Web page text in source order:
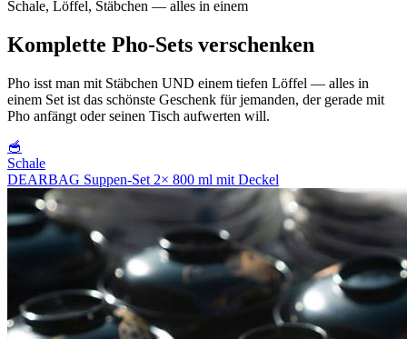
Schale, Löffel, Stäbchen — alles in einem
Komplette Pho-Sets verschenken
Pho isst man mit Stäbchen UND einem tiefen Löffel — alles in
einem Set ist das schönste Geschenk für jemanden, der gerade mit
Pho anfängt oder seinen Tisch aufwerten will.
🥣
Schale
DEARBAG Suppen-Set 2× 800 ml mit Deckel